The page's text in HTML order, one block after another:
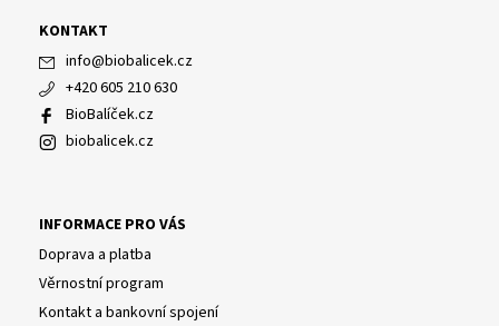
KONTAKT
info@biobalicek.cz
+420 605 210 630
BioBalíček.cz
biobalicek.cz
INFORMACE PRO VÁS
Doprava a platba
Věrnostní program
Kontakt a bankovní spojení